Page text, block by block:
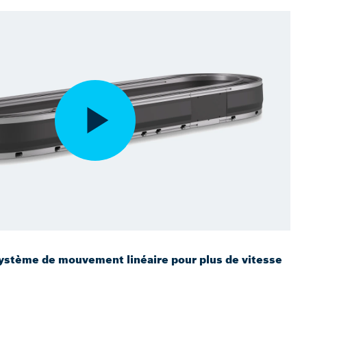
de mouvement linéaire pour plus de vitesse